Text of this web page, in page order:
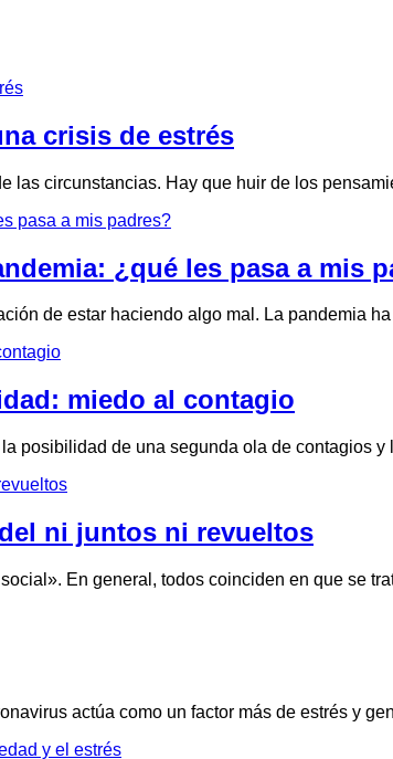
crisis de estrés
las circunstancias. Hay que huir de los
¿qué les pasa a mis
de estar haciendo algo mal. La pandemia
miedo al contagio
posibilidad de una segunda ola de contagios
ni juntos ni revueltos
En general, todos coinciden en que se
actúa como un factor más de estrés y